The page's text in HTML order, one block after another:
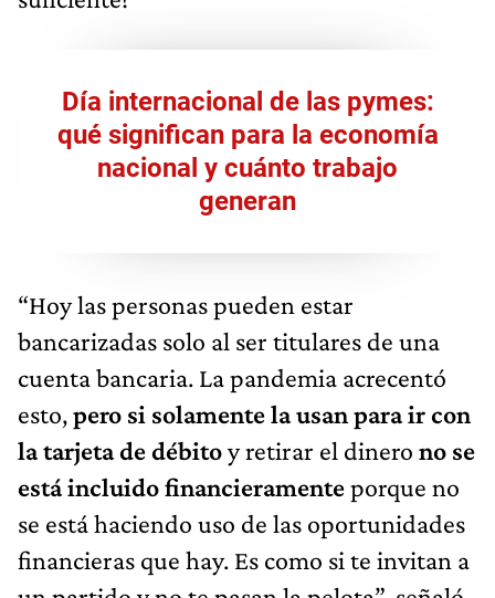
Día internacional de las pymes:
qué significan para la economía
nacional y cuánto trabajo
generan
“Hoy las personas pueden estar
bancarizadas solo al ser titulares de una
cuenta bancaria. La pandemia acrecentó
esto,pero si solamente la usan para ir con
la tarjeta de débitoy retirar el dinero no se
está incluido financieramenteporque no
se está haciendo uso de las oportunidades
financieras que hay. Es como si te invitan a